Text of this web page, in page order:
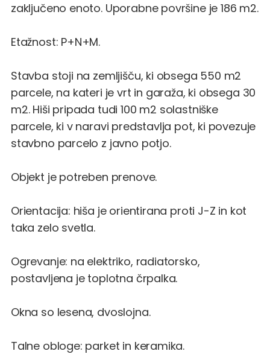
zaključeno enoto. Uporabne površine je 186 m2.
Etažnost: P+N+M.
Stavba stoji na zemljišču, ki obsega 550 m2
parcele, na kateri je vrt in garaža, ki obsega 30
m2. Hiši pripada tudi 100 m2 solastniške
parcele, ki v naravi predstavlja pot, ki povezuje
stavbno parcelo z javno potjo.
Objekt je potreben prenove.
Orientacija: hiša je orientirana proti J-Z in kot
taka zelo svetla.
Ogrevanje: na elektriko, radiatorsko,
postavljena je toplotna črpalka.
Okna so lesena, dvoslojna.
Talne obloge: parket in keramika.